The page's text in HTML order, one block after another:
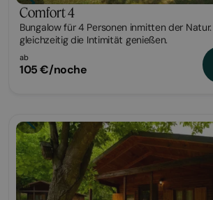
Comfort 4
Bungalow für 4 Personen inmitten der
gleichzeitig die Intimität genießen.
ab
105 €/noche
Bungalow